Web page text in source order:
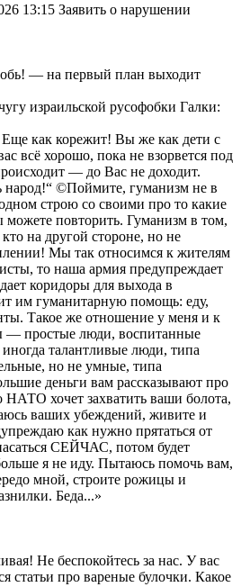
13:15 Заявить о нарушении
— на первый план выходит
израильской русофобки Галки:
как корежит! Вы же как дети с
всё хорошо, пока не взорвется под
— до Вас не доходит.
народ!“ ©Поймите, гуманизм не в
строю со своими про то какие
можете повторить. Гуманизм в том,
на другой стороне, но не
Мы так относимся к жителям
то наша армия предупреждает
коридоры для выхода в
им гуманитарную помощь: еду,
Такое же отношение у меня и к
— простые люди, воспитанные
талантливые люди, типа
но не умные, типа
деньги вам рассказывают про
НАТО хочет захватить ваши болота,
ваших убеждений, живите и
как нужно прятаться от
СЕЙЧАС, потом будет
я не иду. Пытаюсь помочь вам,
мной, строите рожицы и
Беда...»
Не беспокойтесь за нас. У вас
статьи про вареные булочки. Какое